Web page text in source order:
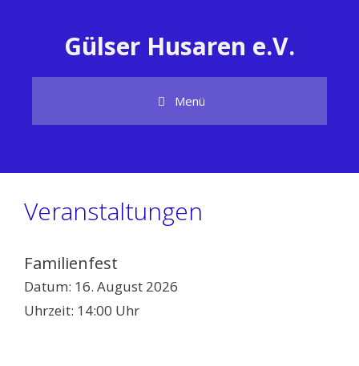
Gülser Husaren e.V.
Menü
Veranstaltungen
Familienfest
Datum: 16. August 2026
Uhrzeit: 14:00 Uhr